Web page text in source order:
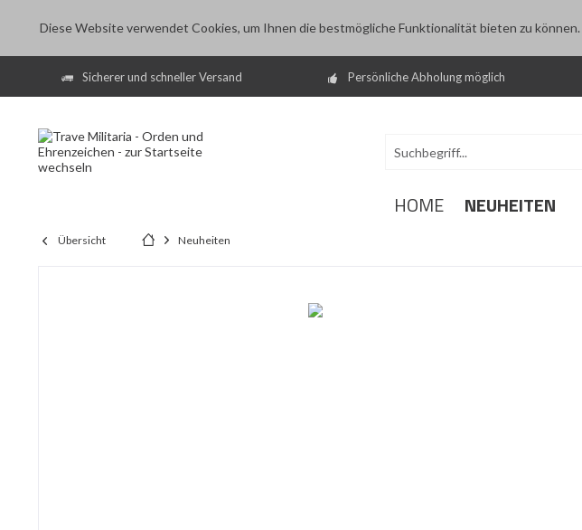
Diese Website verwendet Cookies, um Ihnen die bestmögliche Funktionalität bieten zu können.
Sicherer und schneller Versand Persönliche Abholung möglich
HOME NEUHEITEN
Übersicht Neuheiten